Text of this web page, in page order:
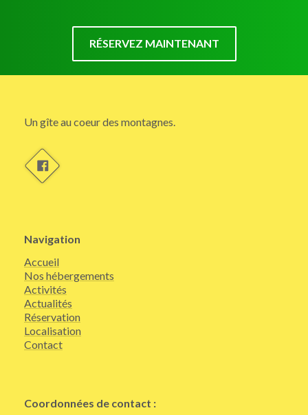
RÉSERVEZ MAINTENANT
Un gîte au coeur des montagnes.
Navigation
Accueil
Nos hébergements
Activités
Actualités
Réservation
Localisation
Contact
Coordonnées de contact :